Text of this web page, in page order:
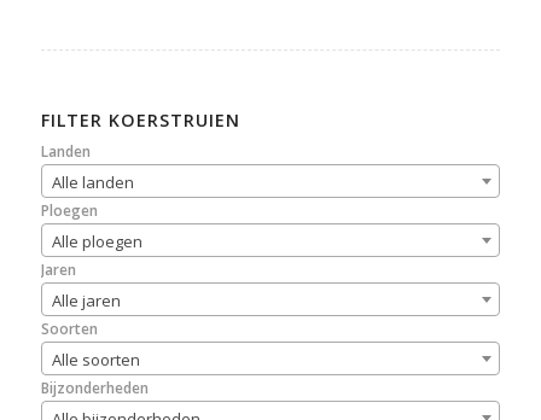
FILTER KOERSTRUIEN
Landen
Alle landen
Ploegen
Alle ploegen
Jaren
Alle jaren
Soorten
Alle soorten
Bijzonderheden